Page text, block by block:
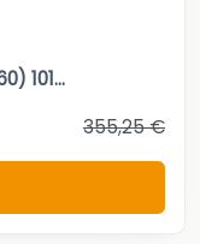
101...
355,25 €